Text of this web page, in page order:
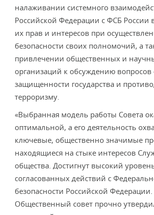
налаживании системного
Российской Федерации с ФСБ России
их прав и интересов при
безопасности своих полномочий, а
привлечении общественных и
организаций к обсуждению вопросов
защищенности государства и
терроризму.
«Выбранная модель работы Совета
оптимальной, а его деятельность
ключевые, общественно значимые
находящиеся на стыке интересов
общества. Достигнут высокий
согласованных действий с
безопасности Российской
Общественный совет прочно